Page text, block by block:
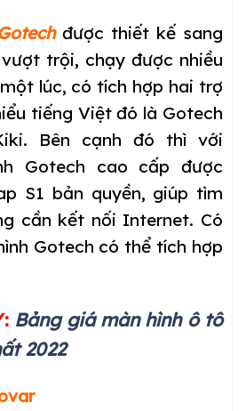
được thiết kế sang
trội, chạy được nhiều
lúc, có tích hợp hai trợ
tiếng Việt đó là Gotech
Bên cạnh đó thì với
Gotech cao cấp được
S1 bản quyền, giúp tìm
cần kết nối Internet. Có
Gotech có thể tích hợp
Bảng giá màn hình ô tô
2022